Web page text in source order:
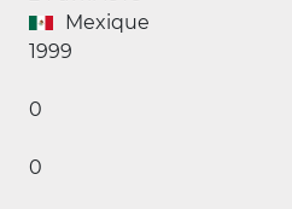
Mexique
1999
0
0